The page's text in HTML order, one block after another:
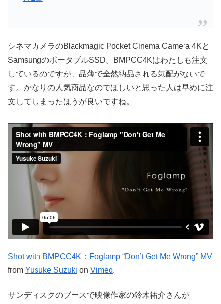
シネマカメラのBlackmagic Pocket Cinema Camera 4Kと
SamsungのポータブルSSD。BMPCC4Kはわたしも注文
しているのですが、品薄で全然納品される気配がないで
す。かなりの人気商品なのでほしいと思った人は早めに注
文してしまったほうが良いですね。
Shot with BMPCC4K：Foglamp “Don’t Get Me Wrong” MV
from Yusuke Suzuki on Vimeo.
サンディスクのブースで映像作家の鈴木祐介さんが